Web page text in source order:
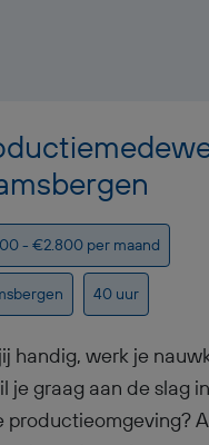
- €2.800 per maand
40 uur
handig, werk je
je graag aan de slag
productieomgeving?